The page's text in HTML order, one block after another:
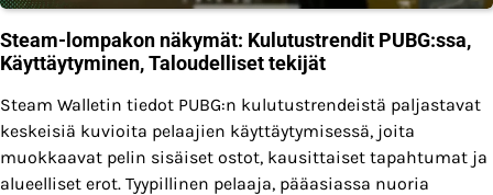
Steam-lompakon näkymät: Kulutustrendit PUBG:ssa,
Käyttäytyminen, Taloudelliset tekijät
Steam Walletin tiedot PUBG:n kulutustrendeistä paljastavat
keskeisiä kuvioita pelaajien käyttäytymisessä, joita
muokkaavat pelin sisäiset ostot, kausittaiset tapahtumat ja
alueelliset erot. Tyypillinen pelaaja, pääasiassa nuoria